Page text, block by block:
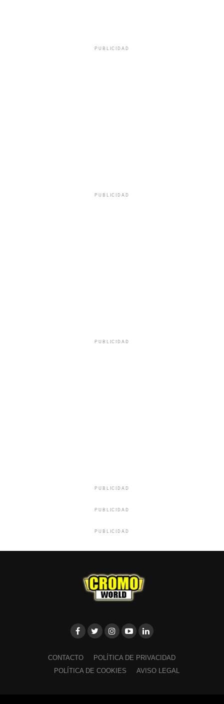
PUBLICIDAD
PUBLICIDAD
PUBLICIDAD
PUBLICIDAD
PUBLICIDAD
PUBLICIDAD
CONTACTO
POLÍTICA DE PRIVACIDAD
POLÍTICA DE COOKIES
AVISO LEGAL